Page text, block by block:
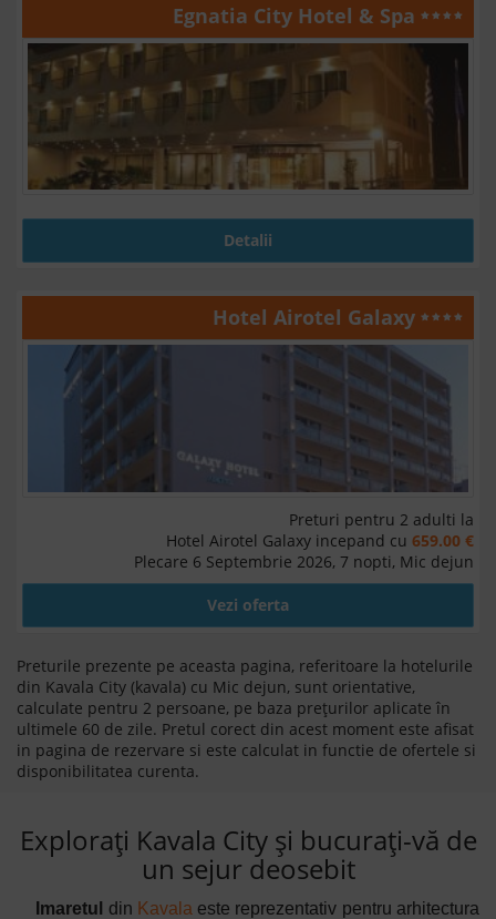
Egnatia City Hotel & Spa
Detalii
Hotel Airotel Galaxy
Preturi pentru 2 adulti la
Hotel Airotel Galaxy incepand cu 659.00 €
Plecare 6 Septembrie 2026, 7 nopti, Mic dejun
Vezi oferta
Preturile prezente pe aceasta pagina, referitoare la hotelurile
din Kavala City (kavala) cu Mic dejun, sunt orientative,
calculate pentru 2 persoane, pe baza prețurilor aplicate în
ultimele 60 de zile. Pretul corect din acest moment este afisat
in pagina de rezervare si este calculat in functie de ofertele si
disponibilitatea curenta.
Explorați Kavala City și bucurați-vă de
un sejur deosebit
Imaretul din Kavala este reprezentativ pentru arhitectura